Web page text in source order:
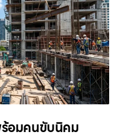
อมคนขับนิคม